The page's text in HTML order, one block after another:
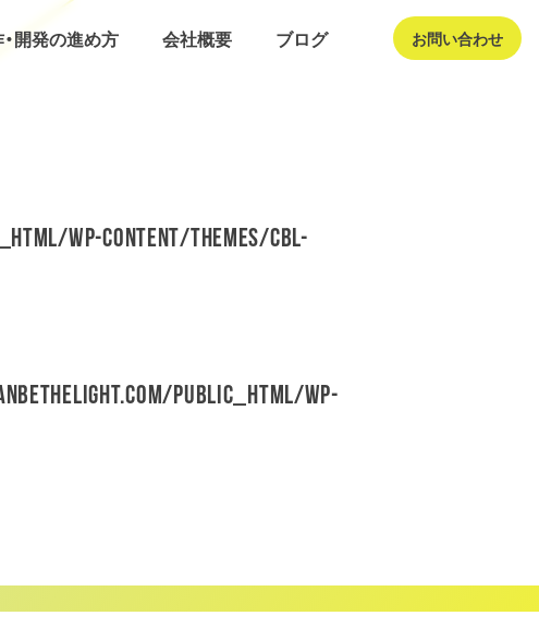
開発の進め方 会社概要 ブログ お問い合わせ
wp-content/themes/cbl-
public_html/wp-